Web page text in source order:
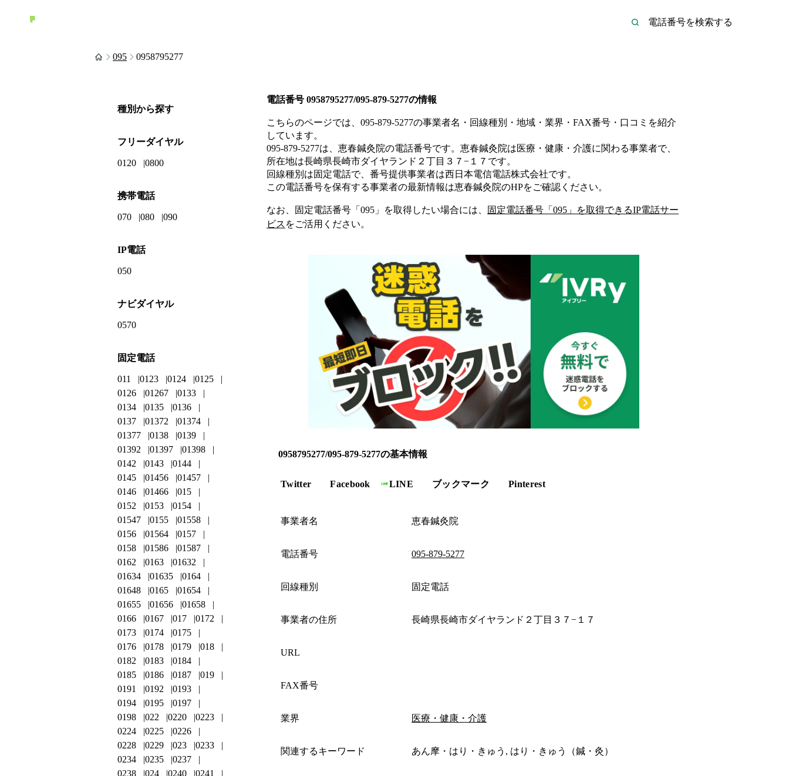
095 0958795277
電話番号 0958795277/095-879-5277の情報
こちらのページでは、 095-879-5277の事業者名・回線種別・地域・業界・FAX番号・口コミを紹介
しています。
095-879-5277は、 恵春鍼灸院の電話番号です。 恵春鍼灸院は医療・健康・介護に関わる事業者で、
所在地は長崎県長崎市ダイヤランド２丁目３７−１７ です。
回線種別は固定電話で、番号提供事業者は西日本電信電話株式会社です。
この電話番号を保有する事業者の最新情報は恵春鍼灸院のHPをご確認ください。
なお、固定電話番号「 095 」を取得したい場合には、 固定電話番号「 095 」を取得できるIP電話サー
ビス をご活用ください。
0958795277/095-879-5277の基本情報
Twitter Facebook LINE ブックマーク Pinterest
事業者名 恵春鍼灸院
電話番号 095-879-5277
回線種別 固定電話
事業者の住所 長崎県長崎市ダイヤランド２丁目３７−１７
URL
FAX番号
業界 医療・健康・介護
関連するキーワード あん摩・はり・きゅう, はり・きゅう（鍼・灸）
種別から探す
フリーダイヤル
0120 0800
携帯電話
070 080 090
IP電話
050
ナビダイヤル
0570
固定電話
011 0123 0124
0125
0126
01267
0133
0134
0135
0136
0137
01372
01374
01377
0138
0139
01392
01397
01398
0142
0143
0144
0145
01456
01457
0146
01466
015
0152
0153
0154
01547
0155
01558
0156
01564
0157
0158
01586
01587
0162
0163
01632
01634
01635
0164
01648
0165
01654
01655
01656
01658
0166
0167 017
0172
0173
0174
0175
0176
0178 0179
018
0182
0183
0184
0185
0186 0187
019
0191
0192
0193
0194
0195
0197
0198
022 0220
0223
0224
0225
0226
0228
0229 023
0233
0234
0235
0237
0238
024 0240
0241